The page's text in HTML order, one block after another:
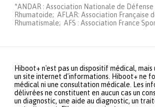
*ANDAR : Association Nationale de
Rhumatoide; AFLAR: Association Française
Rhumatismale; AFS : Association France
Hiboot+ n'est pas un dispositif médical,
un site internet d'informations. Hiboot+ ne
médical ni une consultation médicale. Les
délivrées ne constituent en aucun cas un
un diagnostic, une aide au diagnostic, un